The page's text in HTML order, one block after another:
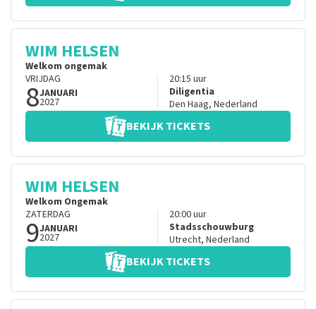
WIM HELSEN
Welkom ongemak
VRIJDAG
8JANUARI
2027
20:15 uur
Diligentia
Den Haag, Nederland
BEKIJK TICKETS
WIM HELSEN
Welkom Ongemak
ZATERDAG
9JANUARI
2027
20:00uur
Stadsschouwburg
Utrecht, Nederland
BEKIJK TICKETS